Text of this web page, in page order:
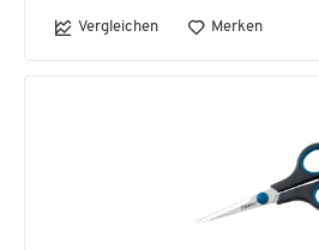
Vergleichen Merken